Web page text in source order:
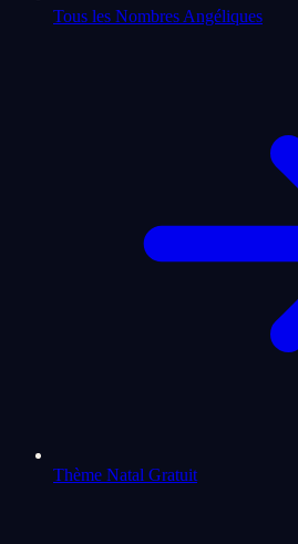
Tous les Nombres Angéliques
Thème Natal Gratuit